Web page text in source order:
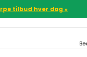
tilbud hver dag »